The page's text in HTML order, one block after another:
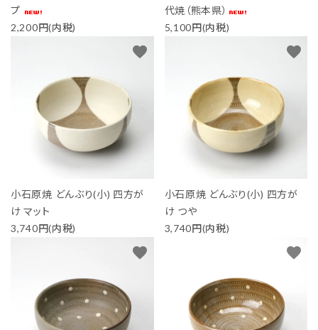
プ
2,200円(内税)
代焼（熊本県）
5,100円(内税)
小石原焼 どんぶり(小) 四方が
け マット
3,740円(内税)
favorite
小石原焼 どんぶり(小) 四方が
け つや
3,740円(内税)
favorite
favorite favorite